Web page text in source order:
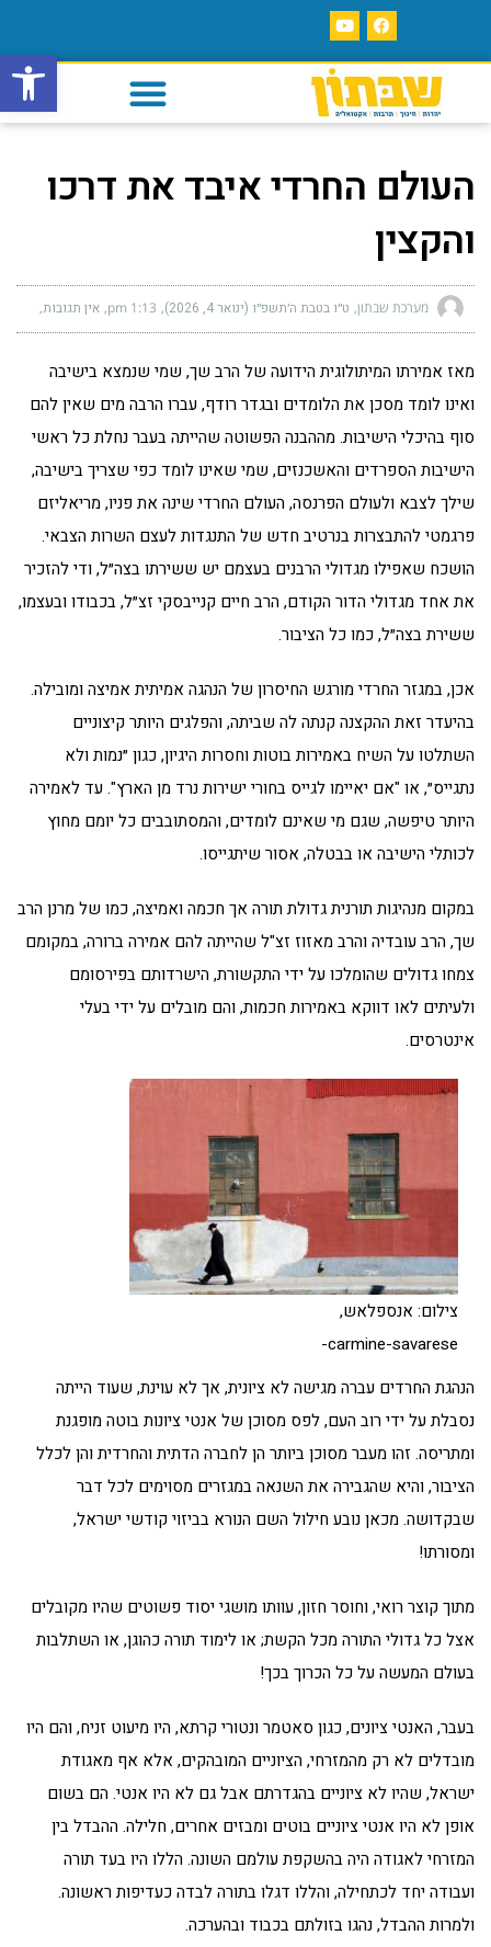
פתח
העולם החרדי איבד את דרכו
והקצין
מערכת שבתון ט״ו בטבת ה׳תשפ״ו (ינואר 4, 2026) 1:13 pm אין תגובות
מאז אמירתו המיתולוגית הידועה של הרב שך, שמי שנמצא בישיבה
ואינו לומד מסכן את הלומדים ובגדר רודף, עברו הרבה מים שאין להם
סוף בהיכלי הישיבות. מההבנה הפשוטה שהייתה בעבר נחלת כל ראשי
הישיבות הספרדים והאשכנזים, שמי שאינו לומד כפי שצריך בישיבה,
שילך לצבא ולעולם הפרנסה, העולם החרדי שינה את פניו, מריאליזם
פרגמטי להתבצרות בנרטיב חדש של התנגדות לעצם השרות הצבאי.
הושכח שאפילו מגדולי הרבנים בעצמם יש ששירתו בצה״ל, ודי להזכיר
את אחד מגדולי הדור הקודם, הרב חיים קנייבסקי זצ״ל, בכבודו ובעצמו,
ששירת בצה״ל, כמו כל הציבור.
אכן, במגזר החרדי מורגש החיסרון של הנהגה אמיתית אמיצה ומובילה.
בהיעדר זאת ההקצנה קנתה לה שביתה, והפלגים היותר קיצוניים
השתלטו על השיח באמירות בוטות וחסרות היגיון, כגון ״נמות ולא
נתגייס״, או "אם יאיימו לגייס בחורי ישירות נרד מן הארץ". עד לאמירה
היותר טיפשה, שגם מי שאינם לומדים, והמסתובבים כל יומם מחוץ
לכותלי הישיבה או בבטלה, אסור שיתגייסו.
במקום מנהיגות תורנית גדולת תורה אך חכמה ואמיצה, כמו של מרנן הרב
שך, הרב עובדיה והרב מאזוז זצ"ל שהייתה להם אמירה ברורה, במקומם
צמחו גדולים שהומלכו על ידי התקשורת, הישרדותם בפירסומם
ולעיתים לאו דווקא באמירות חכמות, והם מובלים על ידי בעלי
אינטרסים.
צילום: אנספלאש,
carmine-savarese-
הנהגת החרדים עברה מגישה לא ציונית, אך לא עוינת, שעוד הייתה
נסבלת על ידי רוב העם, לפס מסוכן של אנטי ציונות בוטה מופגנת
ומתריסה. זהו מעבר מסוכן ביותר הן לחברה הדתית והחרדית והן לכלל
הציבור, והיא שהגבירה את השנאה במגזרים מסוימים לכל דבר
שבקדושה. מכאן נובע חילול השם הנורא בביזוי קודשי ישראל,
ומסורתו!
מתוך קוצר רואי, וחוסר חזון, עוותו מושגי יסוד פשוטים שהיו מקובלים
אצל כל גדולי התורה מכל הקשת; או לימוד תורה כהוגן, או השתלבות
בעולם המעשה על כל הכרוך בכך!
בעבר, האנטי ציונים, כגון סאטמר ונטורי קרתא, היו מיעוט זניח, והם היו
מובדלים לא רק מהמזרחי, הציוניים המובהקים, אלא אף מאגודת
ישראל, שהיו לא ציוניים בהגדרתם אבל גם לא היו אנטי. הם בשום
אופן לא היו אנטי ציוניים בוטים ומבזים אחרים, חלילה. ההבדל בין
המזרחי לאגודה היה בהשקפת עולמם השונה. הללו היו בעד תורה
ועבודה יחד לכתחילה, והללו דגלו בתורה לבדה כעדיפות ראשונה.
ולמרות ההבדל, נהגו בזולתם בכבוד ובהערכה.